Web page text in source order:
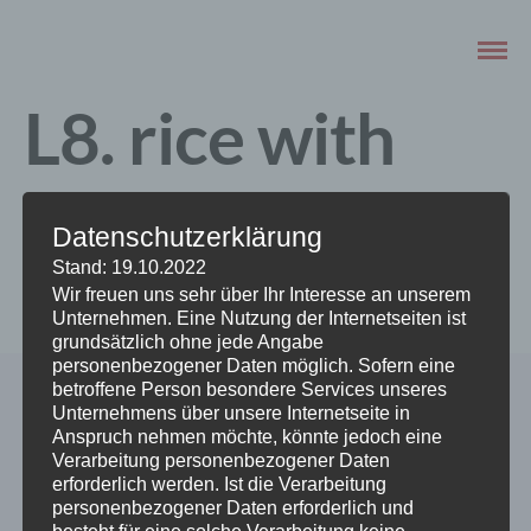
L8. rice with
vegetables
Datenschutzerklärung
Stand: 19.10.2022
Wir freuen uns sehr über Ihr Interesse an unserem
Unternehmen. Eine Nutzung der Internetseiten ist
grundsätzlich ohne jede Angabe
personenbezogener Daten möglich. Sofern eine
betroffene Person besondere Services unseres
Unternehmens über unsere Internetseite in
Anspruch nehmen möchte, könnte jedoch eine
Verarbeitung personenbezogener Daten
erforderlich werden. Ist die Verarbeitung
personenbezogener Daten erforderlich und